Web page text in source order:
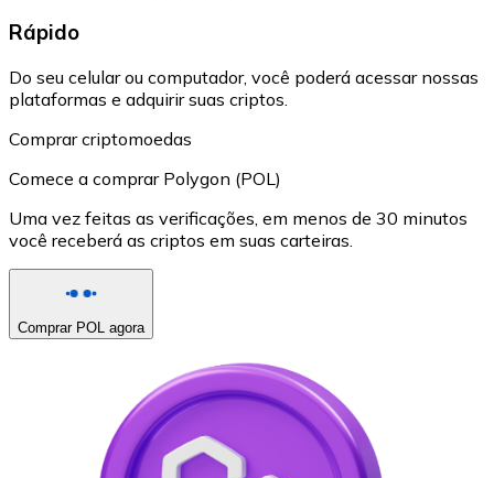
Rápido
Do seu celular ou computador, você poderá acessar nossas
plataformas e adquirir suas criptos.
Comprar criptomoedas
Comece a comprar Polygon (POL)
Uma vez feitas as verificações, em menos de 30 minutos
você receberá as criptos em suas carteiras.
Comprar POL agora